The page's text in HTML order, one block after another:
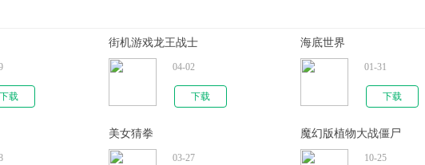
下载
街机游戏龙王战士
04-02
下载
海底世界
01-31
下载
美女猜拳
03-27
魔幻版植物大战僵尸
10-25